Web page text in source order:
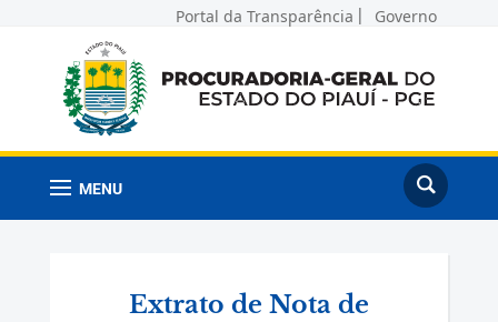
Portal da Transparência Governo
MENU
Extrato de Nota de